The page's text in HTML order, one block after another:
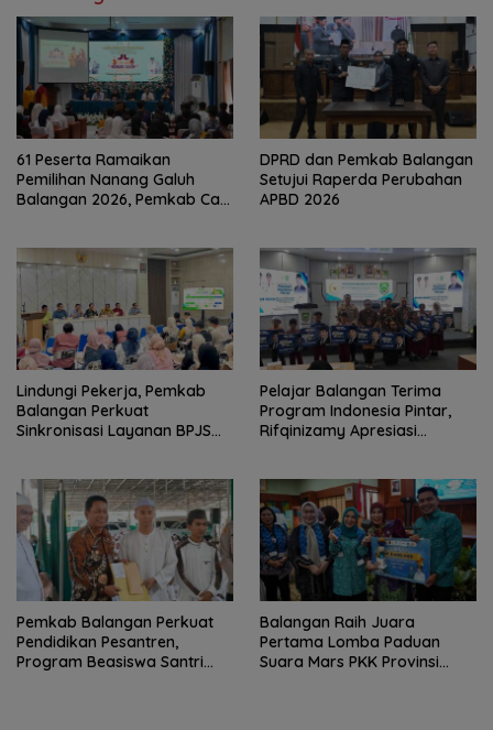
61 Peserta Ramaikan
Pemilihan Nanang Galuh
Balangan 2026, Pemkab Cari
DPRD dan Pemkab Balangan
Setujui Raperda Perubahan
APBD 2026
Lindungi Pekerja, Pemkab
Balangan Perkuat
Sinkronisasi Layanan BPJS
Pelajar Balangan Terima
Program Indonesia Pintar,
Rifqinizamy Apresiasi
Pemkab Balangan Perkuat
Pendidikan Pesantren,
Program Beasiswa Santri
Balangan Raih Juara
Pertama Lomba Paduan
Suara Mars PKK Provinsi